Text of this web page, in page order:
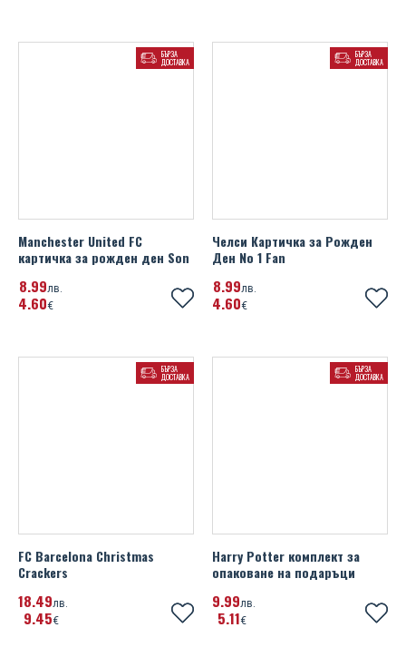
БЪРЗА
ДОСТАВКА
Manchester United FC
картичка за рожден ден Son
8 99лв.
4 60€
БЪРЗА
ДОСТАВКА
Челси Картичка за Рожден
Ден No 1 Fan
8 99лв.
4 60€
БЪРЗА
ДОСТАВКА
FC Barcelona Christmas
Crackers
18 49лв.
9 45€
БЪРЗА
ДОСТАВКА
Harry Potter комплект за
опаковане на подаръци
9 99лв.
5 11€